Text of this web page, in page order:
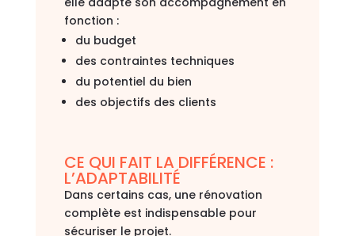
fonction :
du budget
des contraintes techniques
du potentiel du bien
des objectifs des clients
CE QUI FAIT LA DIFFÉRENCE :
L’ADAPTABILITÉ
Dans certains cas, une rénovation
complète est indispensable pour
sécuriser le projet.